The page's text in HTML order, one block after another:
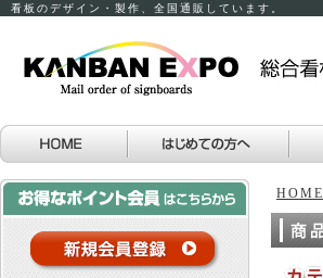
看板のデザイン・製作、全国通販しています。
HOME